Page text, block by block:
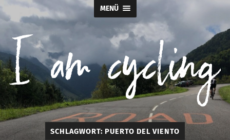
MENÜ
I
SCHLAGWORT: PUERTO DEL VIENTO